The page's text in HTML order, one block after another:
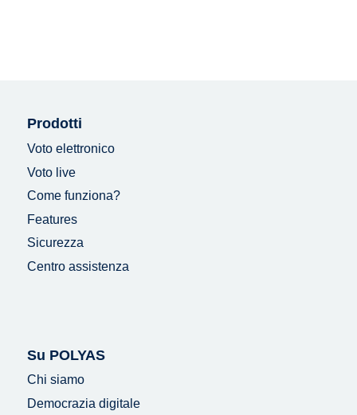
Prodotti
Voto elettronico
Voto live
Come funziona?
Features
Sicurezza
Centro assistenza
Su POLYAS
Chi siamo
Democrazia digitale